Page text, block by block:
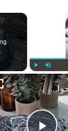
Play Unmute
مشروع تصنيع احواض الريزن من البداية حتى المنتج النهائي